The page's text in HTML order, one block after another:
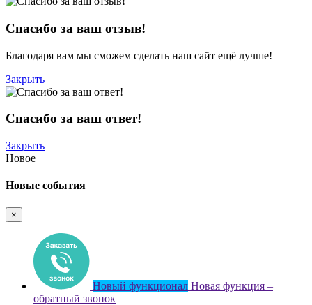
Спасибо за ваш отзыв!
Благодаря вам мы сможем сделать наш сайт ещё лучше!
Закрыть
Спасибо за ваш ответ!
Закрыть
Новое
Новые события
×
Новый функционал Новая функция –
обратный звонок